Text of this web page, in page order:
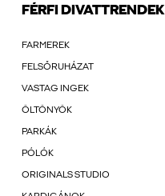
FÉRFI DIVATTRENDEK
FARMEREK
FELSŐRUHÁZAT
VASTAG INGEK
ÖLTÖNYÖK
PARKÁK
PÓLÓK
ORIGINALS STUDIO